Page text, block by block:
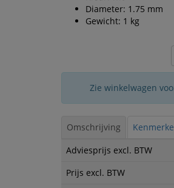
Diameter: 1.75 mm
Gewicht: 1 kg
Zie winkelwagen
Omschrijving
Adviesprijs excl. BTW
Prijs excl. BTW